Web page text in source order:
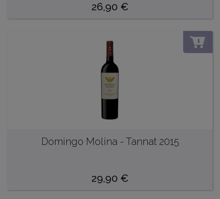
26,90 €
Domingo Molina - Tannat 2015
29,90 €